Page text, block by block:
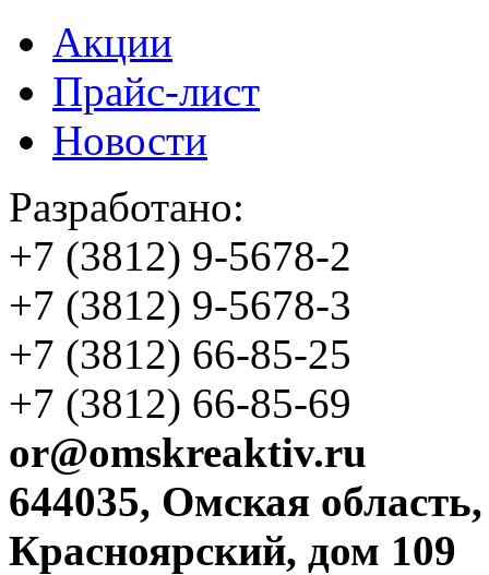
Акции
Прайс-лист
Новости
Разработано:
+7 (3812) 9-5678-2
+7 (3812) 9-5678-3
+7 (3812) 66-85-25
+7 (3812) 66-85-69
or@omskreaktiv.ru
644035, Омская
Красноярский, дом 109